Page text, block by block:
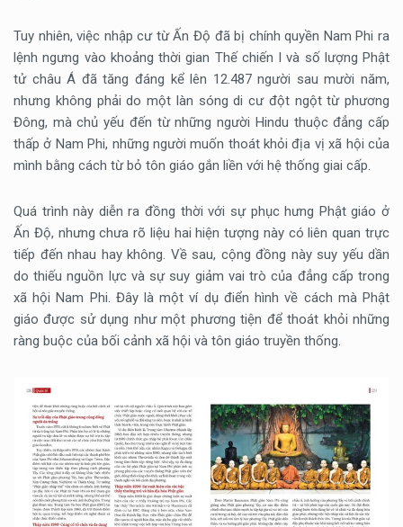
Tuy nhiên, việc nhập cư từ Ấn Độ đã bị chính quyền Nam Phi ra
lệnh ngưng vào khoảng thời gian Thế chiến I và số lượng Phật
tử châu Á đã tăng đáng kể lên 12.487 người sau mười năm,
nhưng không phải do một làn sóng di cư đột ngột từ phương
Đông, mà chủ yếu đến từ những người Hindu thuộc đẳng cấp
thấp ở Nam Phi, những người muốn thoát khỏi địa vị xã hội của
mình bằng cách từ bỏ tôn giáo gắn liền với hệ thống giai cấp.
Quá trình này diễn ra đồng thời với sự phục hưng Phật giáo ở
Ấn Độ, nhưng chưa rõ liệu hai hiện tượng này có liên quan trực
tiếp đến nhau hay không. Về sau, cộng đồng này suy yếu dần
do thiếu nguồn lực và sự suy giảm vai trò của đẳng cấp trong
xã hội Nam Phi. Đây là một ví dụ điển hình về cách mà Phật
giáo được sử dụng như một phương tiện để thoát khỏi những
ràng buộc của bối cảnh xã hội và tôn giáo truyền thống.